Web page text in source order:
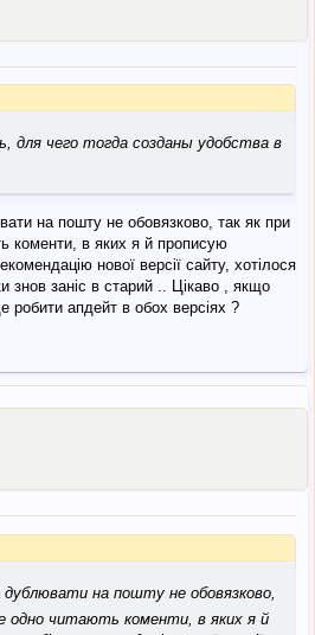
для чего тогда созданы удобства в
на пошту не обовязково, так як при
коменти, в яких я й прописую
нової версії сайту, хотілося
знов заніс в старий .. Цікаво , якщо
робити апдейт в обох версіях ?
дублювати на пошту не обовязково,
одно читають коменти, в яких я й